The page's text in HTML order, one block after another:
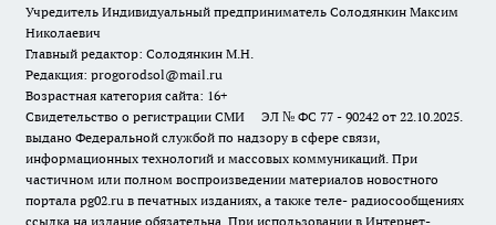
Учредитель Индивидуальный предприниматель Солодянкин Максим
Николаевич
Главный редактор: Солодянкин М.Н.
Редакция: progorodsol@mail.ru
Возрастная категория сайта: 16+
Свидетельство о регистрации СМИ ЭЛ № ФС 77 - 90242 от 22.10.2025.
выдано Федеральной службой по надзору в сфере связи,
информационных технологий и массовых коммуникаций. При
частичном или полном воспроизведении материалов новостного
портала pg02.ru в печатных изданиях, а также теле- радиосообщениях
ссылка на издание обязательна. При использовании в Интернет-